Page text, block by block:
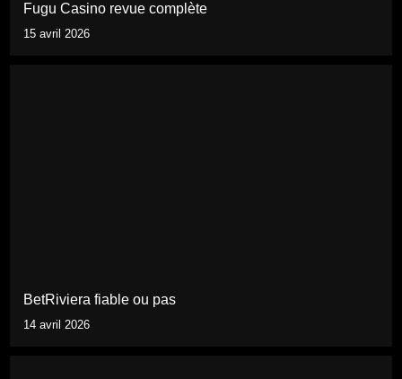
Fugu Casino revue complète
15 avril 2026
BetRiviera fiable ou pas
14 avril 2026